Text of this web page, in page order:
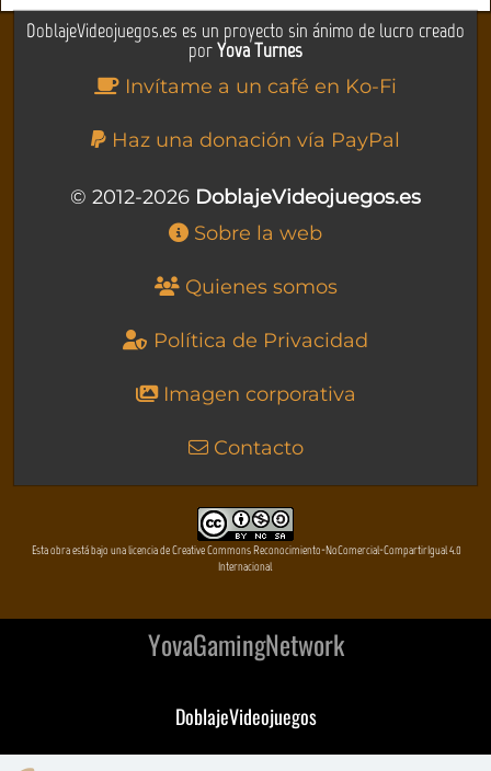
DoblajeVideojuegos.es es un proyecto sin ánimo de lucro creado
porYova Turnes
Invítame a un café en Ko-Fi
Haz una donación vía PayPal
© 2012-2026 DoblajeVideojuegos.es
Sobre la web
Quienes somos
Política de Privacidad
Imagen corporativa
Contacto
Esta obra está bajo una licencia de Creative Commons Reconocimiento-NoComercial-CompartirIgual 4.0
Internacional
YovaGamingNetwork
DoblajeVideojuegos